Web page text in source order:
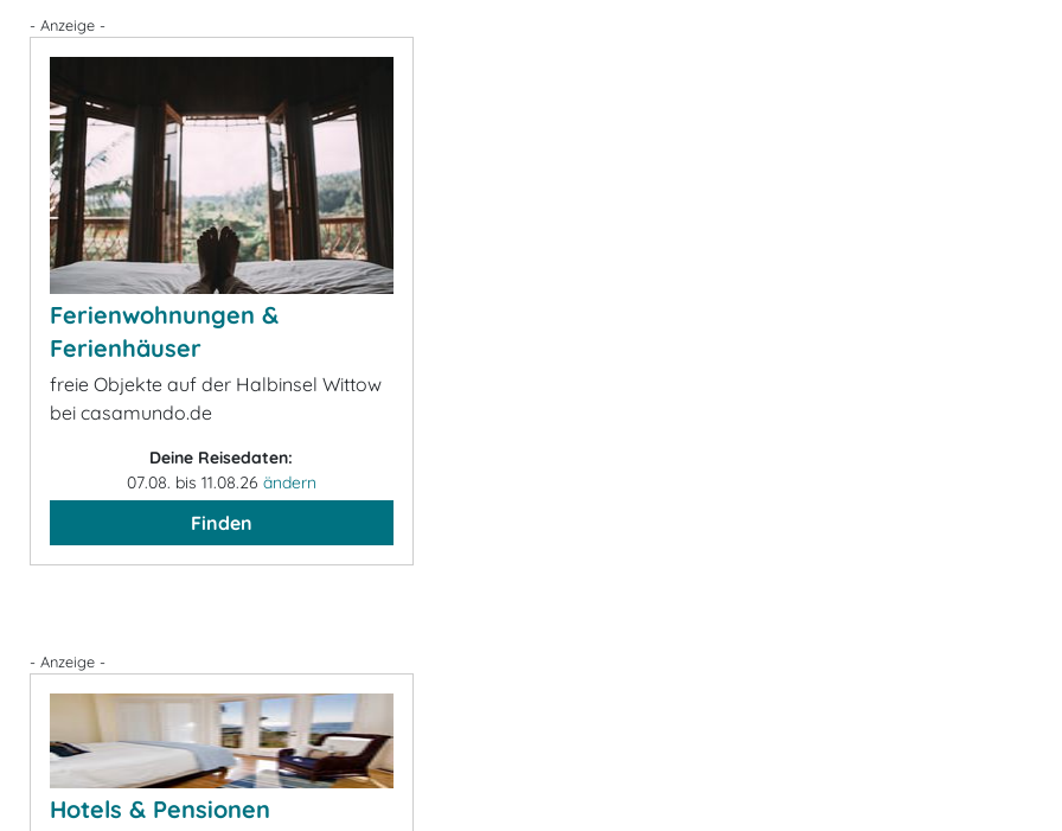
- Anzeige -
Ferienwohnungen &
Ferienhäuser
freie Objekte auf der Halbinsel Wittow
bei casamundo.de
Deine Reisedaten:
07.08. bis 11.08.26 ändern
Finden
- Anzeige -
Hotels & Pensionen